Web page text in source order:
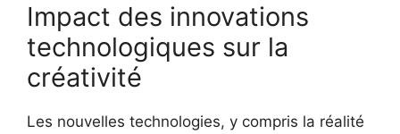
Impact des innovations
technologiques sur la
créativité
Les nouvelles technologies, y compris la réalité